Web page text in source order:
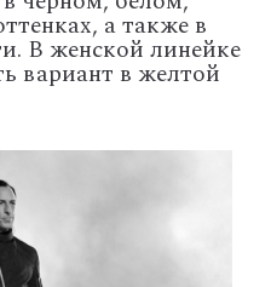
а также в
В женской линейке
вариант в желтой